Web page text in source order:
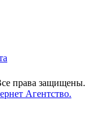
права защищены.
Агентство.